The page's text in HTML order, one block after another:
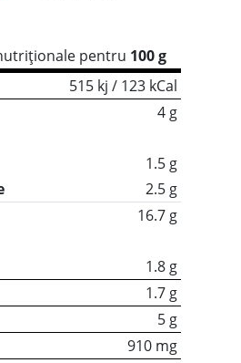
pentru 100 g
515 kj / 123 kCal
4 g
1.5 g
2.5 g
16.7 g
1.8 g
1.7 g
5 g
910 mg